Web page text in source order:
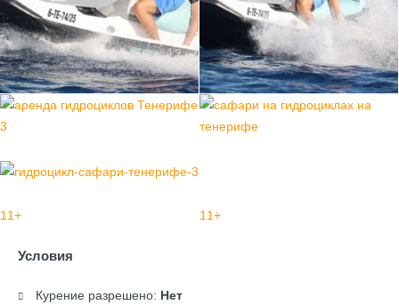
11+ 11+
Условия
Курение разрешено: Нет